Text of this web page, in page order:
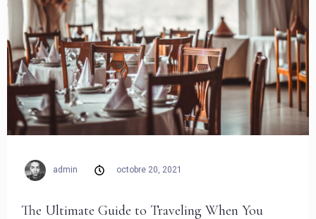
admin octobre 20, 2021
The Ultimate Guide to Traveling When You